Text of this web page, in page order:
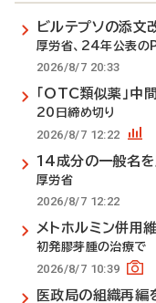
ビルテプソの添文
厚労省、24年公表の
2026/8/7 20:33
「OTC類似薬」中
20日締め切り
2026/8/7 12:22
14成分の一般名を
厚労省
2026/8/7 12:22
メトホルミン併用
初発膠芽腫の治療で
2026/8/7 10:39
医政局の組織再編